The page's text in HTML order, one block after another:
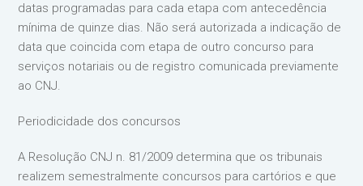
datas programadas para cada etapa com antecedência
mínima de quinze dias. Não será autorizada a indicação de
data que coincida com etapa de outro concurso para
serviços notariais ou de registro comunicada previamente
ao CNJ.
Periodicidade dos concursos
A Resolução CNJ n. 81/2009 determina que os tribunais
realizem semestralmente concursos para cartórios e que